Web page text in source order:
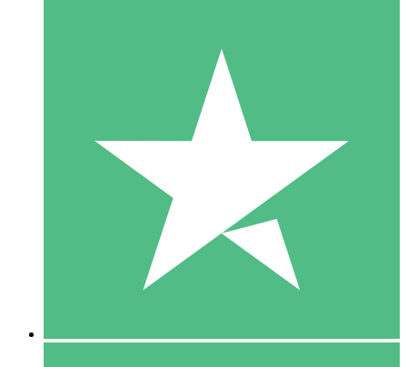
Paquetes de Créditos Individuales
Paga según el uso con créditos de descarga. Sin compromiso
10 00